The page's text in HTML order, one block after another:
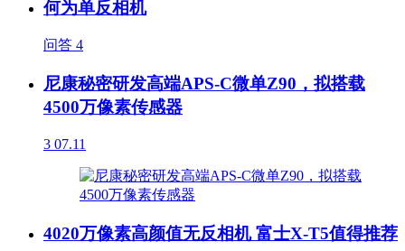
何为单反相机
问答 4
尼康秘密研发高端APS-C微单Z90，拟搭载
4500万像素传感器
3 07.11
4020万像素高颜值无反相机 富士X-T5值得推荐